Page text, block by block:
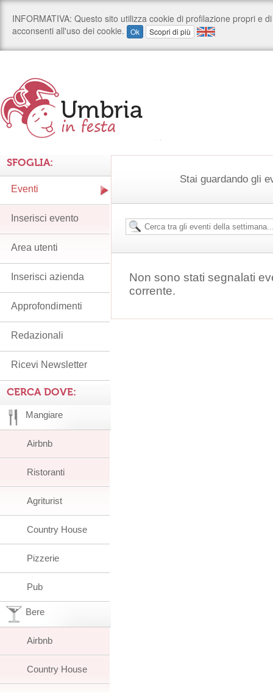
Stai guardando gli
Non sono stati segnalati
corrente.
SFOGLIA:
Eventi
Inserisci evento
Area utenti
Inserisci azienda
Approfondimenti
Redazionali
Ricevi Newsletter
CERCA DOVE:
Mangiare
Airbnb
Ristoranti
Agriturist
Country House
Pizzerie
Pub
Bere
Airbnb
Country House